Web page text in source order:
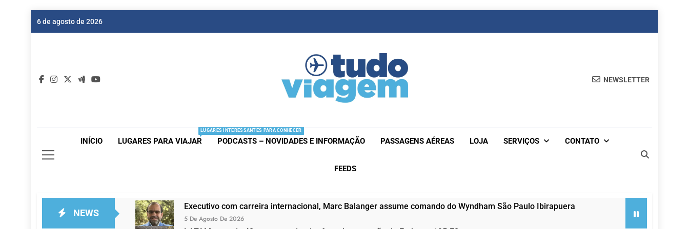
6 de agosto de 2026
NEWSLETTER
INÍCIO LUGARES PARA VIAJAR
LUGARES INTERESSANTES PARA CONHECER
PODCASTS – NOVIDADES E INFORMAÇÃO PASSAGENS AÉREAS LOJA SERVIÇOS CONTATO
FEEDS
NEWS
Executivo com carreira internacional, Marc Balanger assume comando do Wyndham São Paulo Ibirapuera
5 De Agosto De 2026